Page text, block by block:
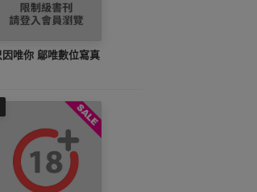
因唯你 鄔唯數位寫真